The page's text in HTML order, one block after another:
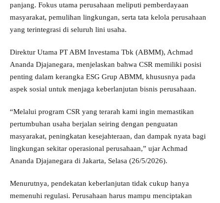
panjang. Fokus utama perusahaan meliputi pemberdayaan
masyarakat, pemulihan lingkungan, serta tata kelola perusahaan
yang terintegrasi di seluruh lini usaha.
Direktur Utama PT ABM Investama Tbk (ABMM), Achmad
Ananda Djajanegara, menjelaskan bahwa CSR memiliki posisi
penting dalam kerangka ESG Grup ABMM, khususnya pada
aspek sosial untuk menjaga keberlanjutan bisnis perusahaan.
“Melalui program CSR yang terarah kami ingin memastikan
pertumbuhan usaha berjalan seiring dengan penguatan
masyarakat, peningkatan kesejahteraan, dan dampak nyata bagi
lingkungan sekitar operasional perusahaan,” ujar Achmad
Ananda Djajanegara di Jakarta, Selasa (26/5/2026).
Menurutnya, pendekatan keberlanjutan tidak cukup hanya
memenuhi regulasi. Perusahaan harus mampu menciptakan